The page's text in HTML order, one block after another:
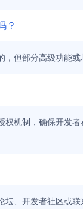
？
，但部分高级功能
权机制，确保开发
坛、开发者社区或